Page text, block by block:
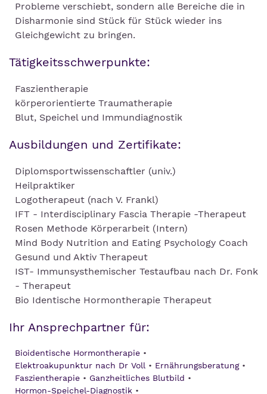
Probleme verschiebt, sondern alle Bereiche die in
Disharmonie sind Stück für Stück wieder ins
Gleichgewicht zu bringen.
Tätigkeitsschwerpunkte:
Faszientherapie
körperorientierte Traumatherapie
Blut, Speichel und Immundiagnostik
Ausbildungen und Zertifikate:
Diplomsportwissenschaftler (univ.)
Heilpraktiker
Logotherapeut (nach V. Frankl)
IFT - Interdisciplinary Fascia Therapie -Therapeut
Rosen Methode Körperarbeit (Intern)
Mind Body Nutrition and Eating Psychology Coach
Gesund und Aktiv Therapeut
IST- Immunsysthemischer Testaufbau nach Dr. Fonk
- Therapeut
Bio Identische Hormontherapie Therapeut
Ihr Ansprechpartner für:
Bioidentische Hormontherapie
Elektroakupunktur nach Dr Voll
Ernährungsberatung
Faszientherapie
Ganzheitliches Blutbild
Hormon-Speichel-Diagnostik